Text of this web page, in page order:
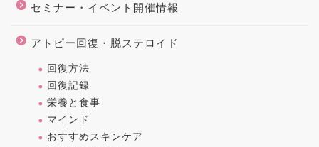
セミナー・イベント開催情報
アトピー回復・脱ステロイド
回復方法
回復記録
栄養と食事
マインド
おすすめスキンケア